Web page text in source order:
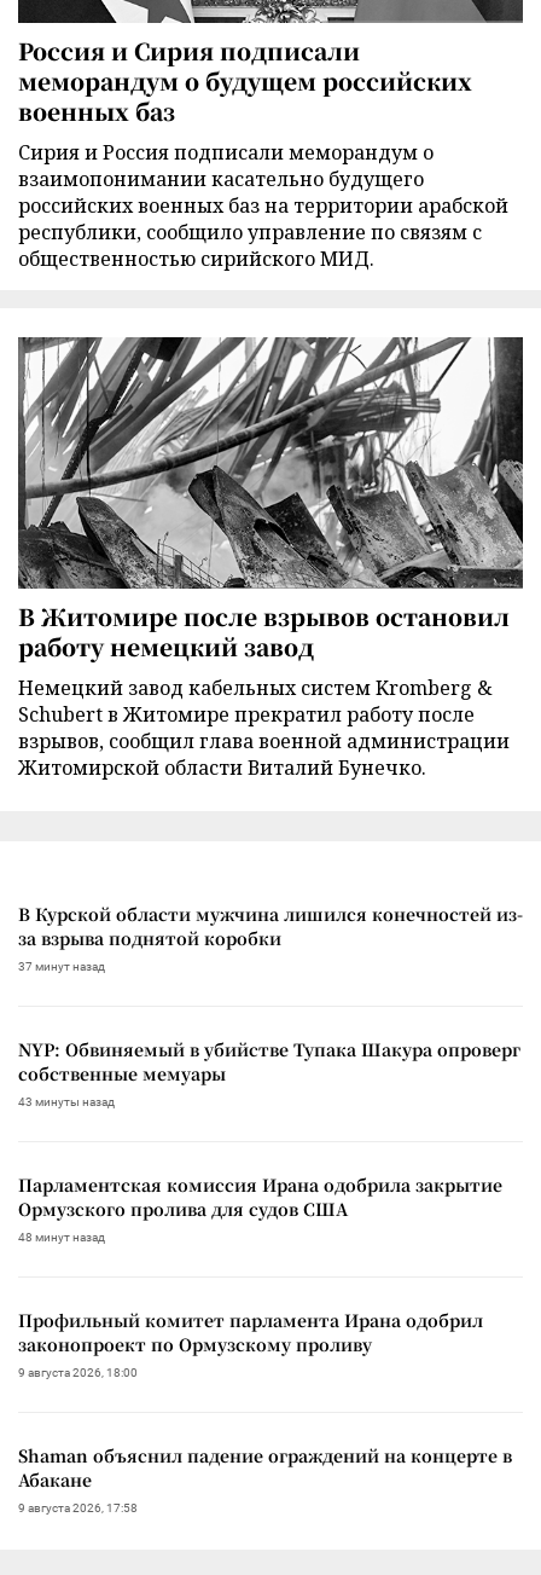
Россия и Сирия подписали
меморандум о будущем российских
военных баз
Сирия и Россия подписали меморандум о
взаимопонимании касательно будущего
российских военных баз на территории арабской
республики, сообщило управление по связям с
общественностью сирийского МИД.
В Житомире после взрывов остановил
работу немецкий завод
Немецкий завод кабельных систем Kromberg &
Schubert в Житомире прекратил работу после
взрывов, сообщил глава военной администрации
Житомирской области Виталий Бунечко.
В Курской области мужчина лишился конечностей из-
за взрыва поднятой коробки
37 минут назад
NYP: Обвиняемый в убийстве Тупака Шакура опроверг
собственные мемуары
43 минуты назад
Парламентская комиссия Ирана одобрила закрытие
Ормузского пролива для судов США
48 минут назад
Профильный комитет парламента Ирана одобрил
законопроект по Ормузскому проливу
9 августа 2026, 18:00
Shaman объяснил падение ограждений на концерте в
Абакане
9 августа 2026, 17:58